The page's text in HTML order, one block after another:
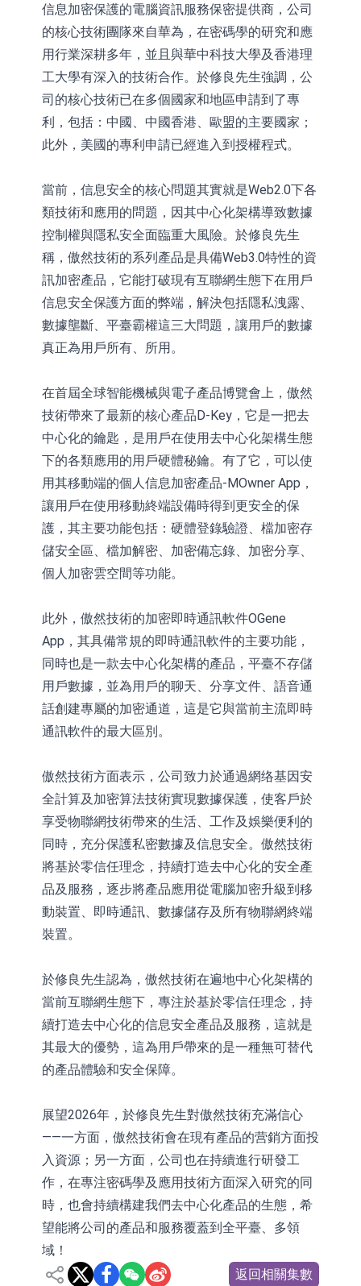
信息加密保護的電腦資訊服務保密提供商，公司
的核心技術團隊來自華為，在密碼學的研究和應
用行業深耕多年，並且與華中科技大學及香港理
工大學有深入的技術合作。於修良先生強調，公
司的核心技術已在多個國家和地區申請到了專
利，包括：中國、中國香港、歐盟的主要國家；
此外，美國的專利申請已經進入到授權程式。
當前，信息安全的核心問題其實就是Web2.0下各
類技術和應用的問題，因其中心化架構導致數據
控制權與隱私安全面臨重大風險。於修良先生
稱，傲然技術的系列產品是具備Web3.0特性的資
訊加密產品，它能打破現有互聯網生態下在用戶
信息安全保護方面的弊端，解決包括隱私洩露、
數據壟斷、平臺霸權這三大問題，讓用戶的數據
真正為用戶所有、所用。
在首屆全球智能機械與電子產品博覽會上，傲然
技術帶來了最新的核心產品D-Key，它是一把去
中心化的鑰匙，是用戶在使用去中心化架構生態
下的各類應用的用戶硬體秘鑰。有了它，可以使
用其移動端的個人信息加密產品-MOwner App，
讓用戶在使用移動終端設備時得到更安全的保
護，其主要功能包括：硬體登錄驗證、檔加密存
儲安全區、檔加解密、加密備忘錄、加密分享、
個人加密雲空間等功能。
此外，傲然技術的加密即時通訊軟件OGene
App，其具備常規的即時通訊軟件的主要功能，
同時也是一款去中心化架構的產品，平臺不存儲
用戶數據，並為用戶的聊天、分享文件、語音通
話創建專屬的加密通道，這是它與當前主流即時
通訊軟件的最大區別。
傲然技術方面表示，公司致力於通過網络基因安
全計算及加密算法技術實現數據保護，使客戶於
享受物聯網技術帶來的生活、工作及娛樂便利的
同時，充分保護私密數據及信息安全。傲然技術
將基於零信任理念，持續打造去中心化的安全產
品及服務，逐步將產品應用從電腦加密升級到移
動裝置、即時通訊、數據儲存及所有物聯網終端
裝置。
於修良先生認為，傲然技術在遍地中心化架構的
當前互聯網生態下，專注於基於零信任理念，持
續打造去中心化的信息安全產品及服務，這就是
其最大的優勢，這為用戶帶來的是一種無可替代
的產品體驗和安全保障。
展望2026年，於修良先生對傲然技術充滿信心
——一方面，傲然技術會在現有產品的营銷方面投
入資源；另一方面，公司也在持續進行研發工
作，在專注密碼學及應用技術方面深入研究的同
時，也會持續構建我們去中心化產品的生態，希
望能將公司的產品和服務覆蓋到全平臺、多領
域！
返回相關集數